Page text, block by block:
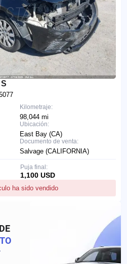
Kilometraje:
98,044 mi
Ubicación:
East Bay (CA)
Documento de venta:
Salvage (CALIFORNIA)
ha sido vendido
Puja final:
1,100 USD